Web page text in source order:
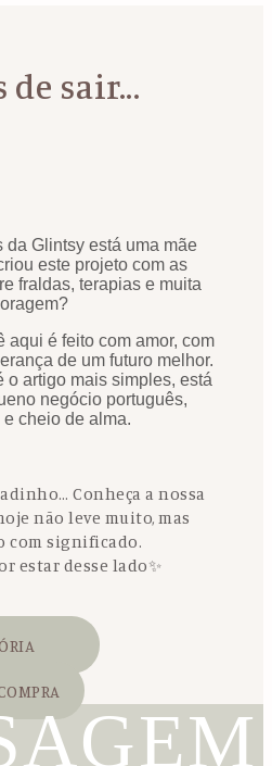
de sair...
da Glintsy está uma mãe
este projeto com as
fraldas, terapias e muita
aqui é feito com amor, com
de um futuro melhor.
o artigo mais simples, está
negócio português,
cheio de alma.
Conheça a nossa
não leve muito, mas
com significado.
estar desse lado✨